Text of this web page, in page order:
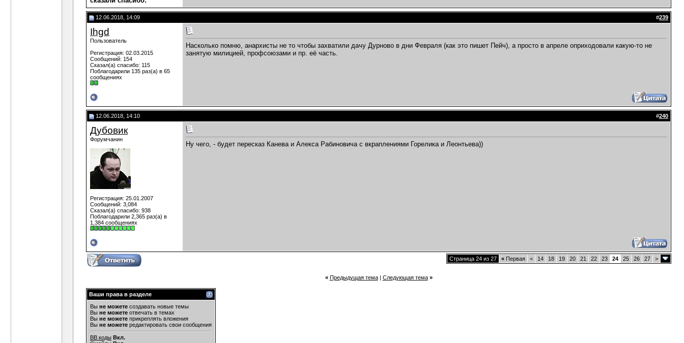
12.06.2018, 14:09 #239
Ihgd
Пользователь
Регистрация: 02.03.2015
Сообщений: 154
Сказал(а) спасибо: 115
Поблагодарили 135 раз(а) в 65
сообщениях
Насколько помню, анархисты не то чтобы захватили дачу Дурново в дни Февраля (как это пишет Пейч), а просто в апреле оприходовали какую-то не
занятую милицией, профсоюзами и пр. её часть.
12.06.2018, 14:10 #240
Дубовик
Форумчанин
Регистрация: 25.01.2007
Сообщений: 3,084
Сказал(а) спасибо: 938
Поблагодарили 2,365 раз(а) в
1,384 сообщениях
Ну чего, - будет пересказ Канева и Алекса Рабиновича с вкраплениями Горелика и Леонтьева))
Страница 24 из 27 « Первая < 14 18 19 20 21 22 23 24 25 26 27 >
« Предыдущая тема| Следующая тема »
Ваши права в разделе
Вы не можете создавать новые темы
Вы не можете отвечать в темах
Вы не можете прикреплять вложения
Вы не можете редактировать свои сообщения
BB коды Вкл.